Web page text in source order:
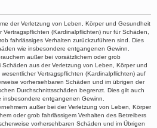
der Verletzung von Leben, Körper und Gesundheit
(Kardinalpflichten) nur für Schäden,
fahrlässiges Verhalten zurückzuführen sind. Dies
wie insbesondere entgangenen Gewinn.
außer bei vorsätzlichem oder grob
Schäden aus der Verletzung von Leben, Körper und
Vertragspflichten (Kardinalpflichten) auf
vorhersehbaren Schäden und im übrigen der
Durchschnittsschäden begrenzt. Dies gilt auch
entgangenen Gewinn.
außer bei der Verletzung von Leben, Körper
oder grob fahrlässigem Verhalten des Betreibers
vorhersehbaren Schäden und im Übrigen